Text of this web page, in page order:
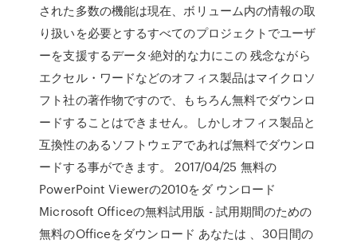
された多数の機能は現在、ボリューム内の情報の取
り扱いを必要とするすべてのプロジェクトでユーザ
ーを支援するデータ·絶対的な力にこの 残念ながら
エクセル・ワードなどのオフィス製品はマイクロソ
フト社の著作物ですので、もちろん無料でダウンロ
ードすることはできません。しかしオフィス製品と
互換性のあるソフトウェアであれば無料でダウンロ
ードする事ができます。 2017/04/25 無料の
PowerPoint Viewerの2010をダ ウンロード
Microsoft Officeの無料試用版 - 試用期間のための
無料のOfficeをダウンロード あなたは 、30日間の